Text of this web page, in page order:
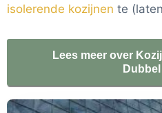
isolerende kozijnen te
Lees meer over